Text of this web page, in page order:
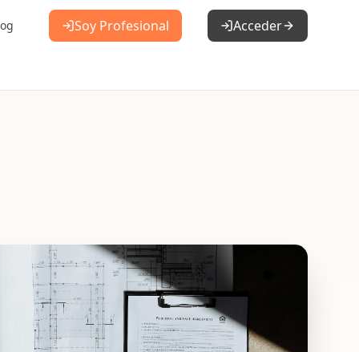
Soy Profesional Acceder